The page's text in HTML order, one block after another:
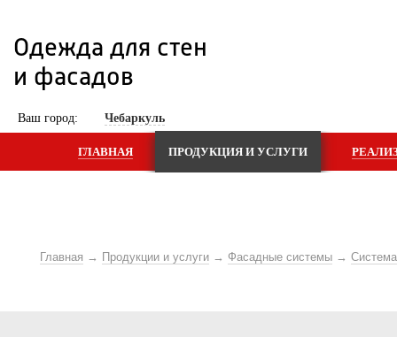
Одежда для стен
и фасадов
Ваш город: Чебаркуль
ГЛАВНАЯ ПРОДУКЦИЯ И УСЛУГИ
Главная Продукции и услуги Фасадные системы